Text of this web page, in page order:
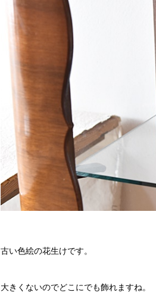
古い色絵の花生けです。
大きくないのでどこにでも飾れますね。